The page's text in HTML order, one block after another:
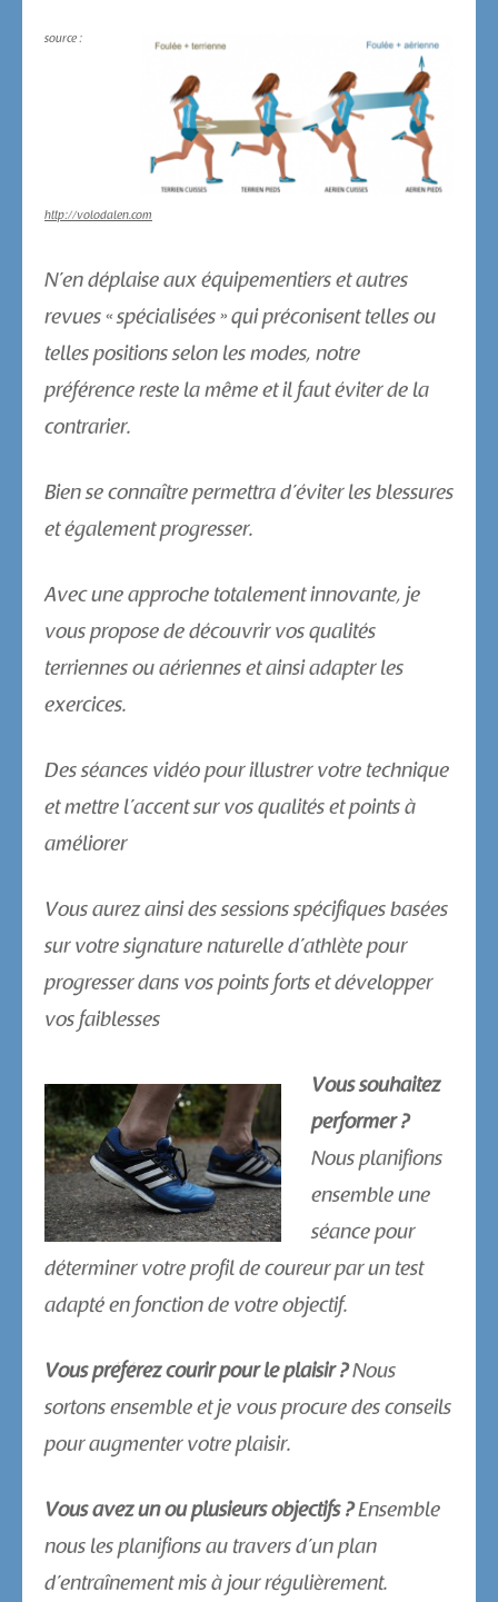
source :
http://volodalen.com
N’en déplaise aux équipementiers et autres
revues « spécialisées » qui préconisent telles ou
telles positions selon les modes, notre
préférence reste la même et il faut éviter de la
contrarier.
Bien se connaître permettra d’éviter les blessures
et également progresser.
Avec une approche totalement innovante, je
vous propose de découvrir vos qualités
terriennes ou aériennes et ainsi adapter les
exercices.
Des séances vidéo pour illustrer votre technique
et mettre l’accent sur vos qualités et points à
améliorer
Vous aurez ainsi des sessions spécifiques basées
sur votre signature naturelle d’athlète pour
progresser dans vos points forts et développer
vos faiblesses
Vous souhaitez
performer ?
Nous planifions
ensemble une
séance pour
déterminer votre profil de coureur par un test
adapté en fonction de votre objectif.
Vous préférez courir pour le plaisir ?Nous
sortons ensemble et je vous procure des conseils
pour augmenter votre plaisir.
Vous avez un ou plusieurs objectifs ?Ensemble
nous les planifions au travers d’un plan
d’entraînement mis à jour régulièrement.